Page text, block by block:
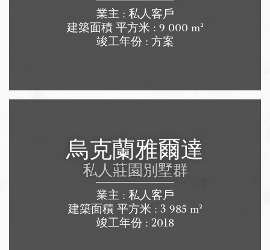
業主 : 私人客戶
建築面積 平方米 : 9 000 m²
竣工年份 : 方案
烏克蘭雅爾達
私人莊園別墅群
業主 : 私人客戶
建築面積 平方米 : 3 985 m²
竣工年份 : 2018